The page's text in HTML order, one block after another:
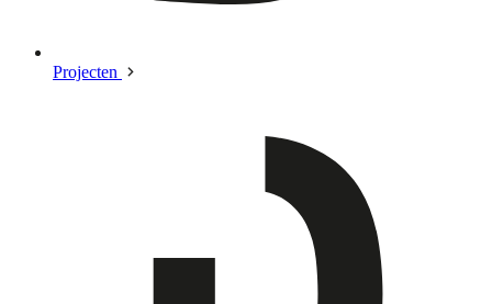
Projecten